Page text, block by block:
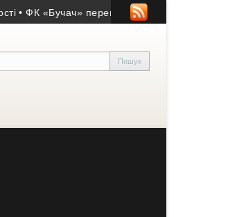
«Бучач» переміг у матчі пам’яті Володимира